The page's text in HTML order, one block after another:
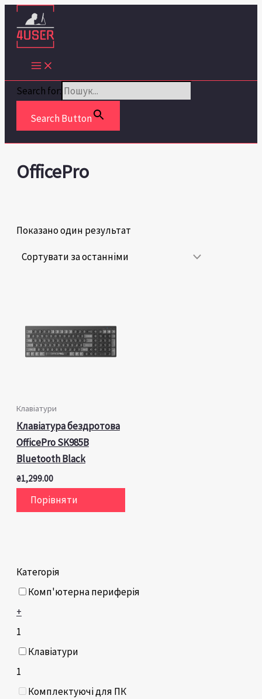
Перейти
вмісту
Search for:
Search Button
Категорія
Комп'ютерна периферія
+
1
Клавіатури
1
Комплектуючі для ПК
OfficePro
Показано один результат
Клавіатури
Клавіатура бездротова
OfficePro SK985B
Bluetooth Black
₴1,299.00
Порівняти